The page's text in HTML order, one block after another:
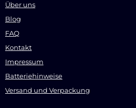
Über uns
Blog
FAQ
Kontakt
Impressum
Batteriehinweise
Versand und Verpackung